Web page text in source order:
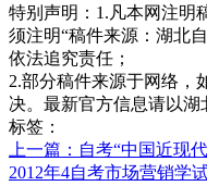
特别声明：1.凡本网注明
须注明“稿件来源：湖北
依法追究责任；
2.部分稿件来源于网络，
决。最新官方信息请以湖
标签：
上一篇：自考“中国近现
2012年4自考市场营销学